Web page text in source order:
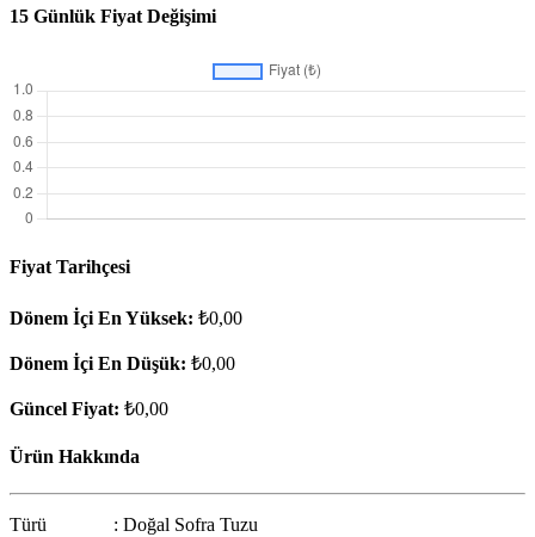
15 Günlük Fiyat Değişimi
Fiyat Tarihçesi
Dönem İçi En Yüksek: ₺0,00
Dönem İçi En Düşük: ₺0,00
Güncel Fiyat: ₺0,00
Ürün Hakkında
Türü : Doğal Sofra Tuzu